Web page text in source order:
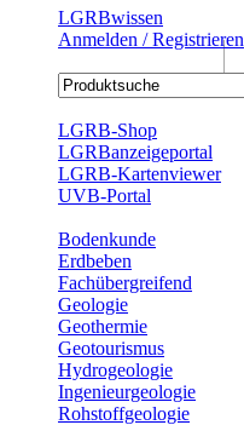
LGRBbohrungen
LGRBwissen
Anmelden / Registrieren
LGRB-Shop
LGRBanzeigeportal
LGRB-Kartenviewer
UVB-Portal
Bodenkunde
Erdbeben
Fachübergreifend
Geologie
Geothermie
Geotourismus
Hydrogeologie
Ingenieurgeologie
Rohstoffgeologie